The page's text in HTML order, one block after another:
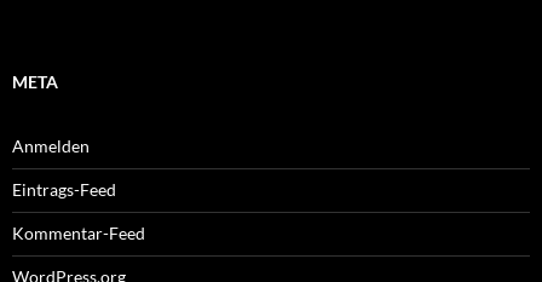
META
Anmelden
Eintrags-Feed
Kommentar-Feed
WordPress.org